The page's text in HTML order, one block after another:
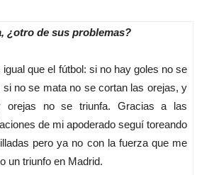
¿otro de sus problemas?
igual que el fútbol: si no hay goles no se
si no se mata no se cortan las orejas, y
orejas no se triunfa. Gracias a las
de mi apoderado seguí toreando
pero ya no con la fuerza que me
un triunfo en Madrid.